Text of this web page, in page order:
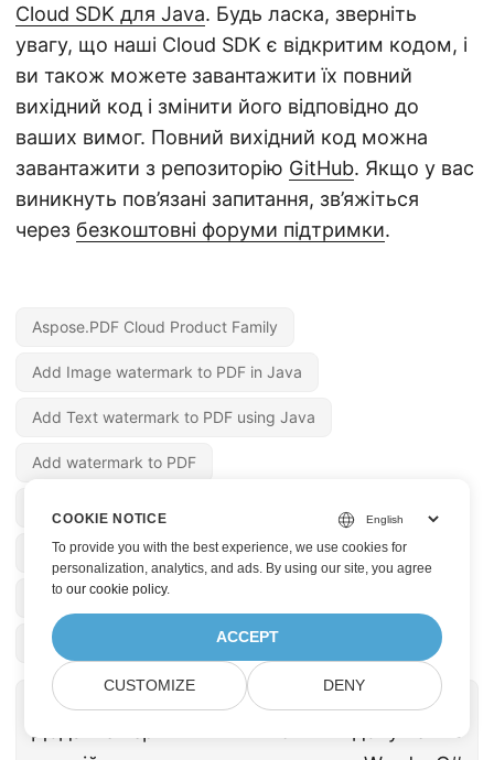
Cloud SDK для Java. Будь ласка, зверніть
увагу, що наші Cloud SDK є відкритим кодом, і
ви також можете завантажити їх повний
вихідний код і змінити його відповідно до
ваших вимог. Повний вихідний код можна
завантажити з репозиторію GitHub. Якщо у вас
виникнуть пов’язані запитання, зв’яжіться
через безкоштовні форуми підтримки.
Aspose.PDF Cloud Product Family
Add Image watermark to PDF in Java
Add Text watermark to PDF using Java
Add watermark to PDF
add watermark text add image watermark in pdf
watermark PDF
Java REST API to add watermark to PDF
« ПОПЕРЕДНЯ НАСТУПНА »
COOKIE NOTICE
To provide you with the best experience, we use cookies for
personalization, analytics, and ads. By using our site, you agree
toour cookie policy.
ACCEPT
CUSTOMIZE DENY